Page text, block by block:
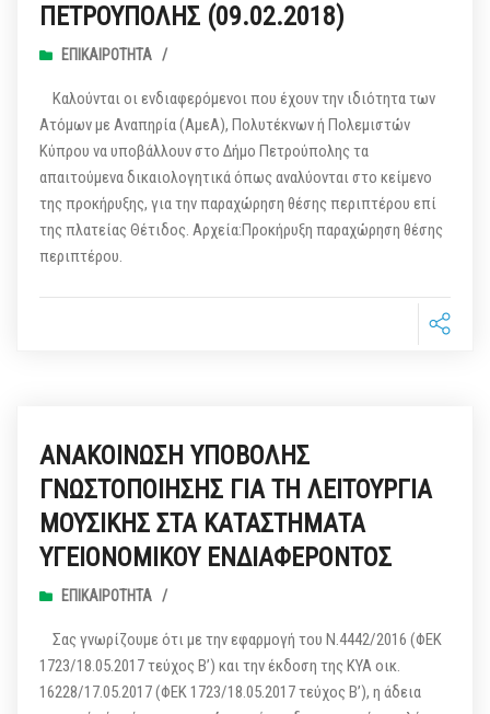
ΠΕΤΡΟΥΠΟΛΗΣ (09.02.2018)
ΕΠΙΚΑΙΡΌΤΗΤΑ /
Καλούνται οι ενδιαφερόμενοι που έχουν την ιδιότητα των
Ατόμων με Αναπηρία (ΑμεΑ), Πολυτέκνων ή Πολεμιστών
Κύπρου να υποβάλλουν στο Δήμο Πετρούπολης τα
απαιτούμενα δικαιολογητικά όπως αναλύονται στο κείμενο
της προκήρυξης, για την παραχώρηση θέσης περιπτέρου επί
της πλατείας Θέτιδος. Αρχεία:Προκήρυξη παραχώρηση θέσης
περιπτέρου.
ΑΝΑΚΟΙΝΩΣΗ ΥΠΟΒΟΛΗΣ
ΓΝΩΣΤΟΠΟΙΗΣΗΣ ΓΙΑ ΤΗ ΛΕΙΤΟΥΡΓΙΑ
ΜΟΥΣΙΚΗΣ ΣΤΑ ΚΑΤΑΣΤΗΜΑΤΑ
ΥΓΕΙΟΝΟΜΙΚΟΥ ΕΝΔΙΑΦΕΡΟΝΤΟΣ
ΕΠΙΚΑΙΡΌΤΗΤΑ /
Σας γνωρίζουμε ότι με την εφαρμογή του Ν.4442/2016 (ΦΕΚ
1723/18.05.2017 τεύχος Β’) και την έκδοση της KYA οικ.
16228/17.05.2017 (ΦΕΚ 1723/18.05.2017 τεύχος Β’), η άδεια